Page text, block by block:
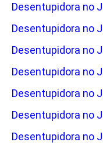
Desentupidora no
Desentupidora no
Desentupidora no
Desentupidora no
Desentupidora no
Desentupidora no
Desentupidora no